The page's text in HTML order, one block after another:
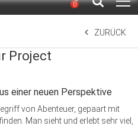
0
ZURÜCK
Project
einer neuen Perspektive
von Abenteuer, gepaart mit
Man sieht und erlebt sehr viel,